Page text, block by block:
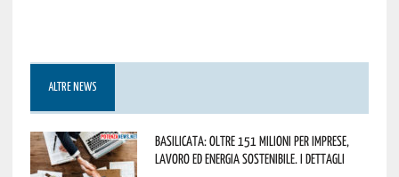
ALTRE NEWS
Basilicata: oltre 151 milioni per imprese,
lavoro ed energia sostenibile. I dettagli